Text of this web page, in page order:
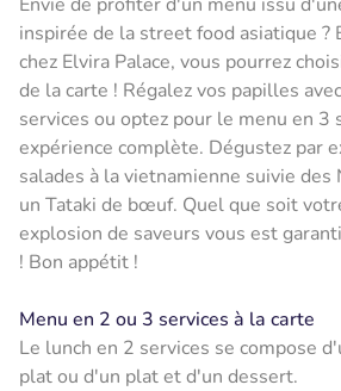
inspirée de la street food asiatique ?
chez Elvira Palace, vous pourrez
de la carte ! Régalez vos papilles
services ou optez pour le menu en 3
expérience complète. Dégustez par
salades à la vietnamienne suivie
un Tataki de bœuf. Quel que soit
explosion de saveurs vous est
! Bon appétit !
Menu en 2 ou 3 services à la carte
Le lunch en 2 services se compose
plat ou d'un plat et d'un dessert.